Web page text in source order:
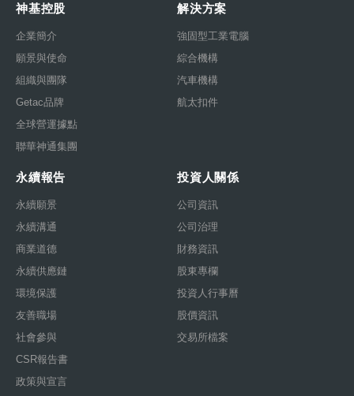
神基控股
企業簡介
願景與使命
組織與團隊
Getac品牌
全球營運據點
聯華神通集團
解決方案
強固型工業電腦
綜合機構
汽車機構
航太扣件
永續報告
永續願景
永續溝通
商業道德
永續供應鏈
環境保護
友善職場
社會參與
CSR報告書
政策與宣言
投資人關係
公司資訊
公司治理
財務資訊
股東專欄
投資人行事曆
股價資訊
交易所檔案